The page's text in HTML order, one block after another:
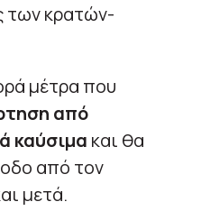
των κρατών-
μέτρα που
από
καύσιμα και θα
από τον
μετά.